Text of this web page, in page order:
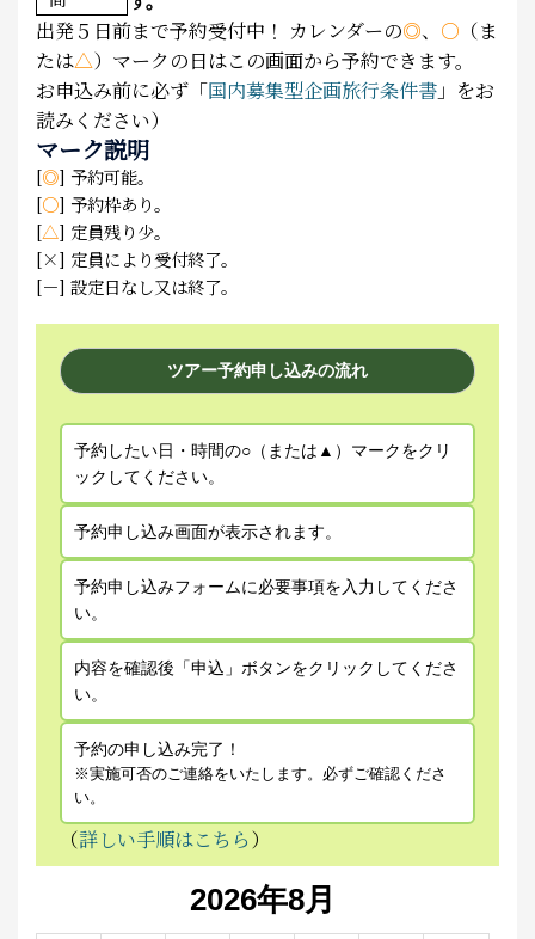
出発５日前まで予約受付中！ カレンダーの◎、 ○ （ま
たは△）マークの日はこの画面から予約できます。
お申込み前に必ず「国内募集型企画旅行条件書 」をお
読みください）
マーク説明
[◎] 予約可能。
[○] 予約枠あり。
[△] 定員残り少。
[×] 定員により受付終了。
[－] 設定日なし又は終了。
ツアー予約申し込みの流れ
予約したい日・時間の○（または▲）マークをクリ
ックしてください。
予約申し込み画面が表示されます。
予約申し込みフォームに必要事項を入力してくださ
い。
内容を確認後「申込」ボタンをクリックしてくださ
い。
予約の申し込み完了！
※実施可否のご連絡をいたします。必ずご確認くださ
い。
（詳しい手順はこちら）
2026年8月